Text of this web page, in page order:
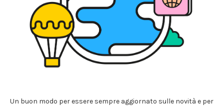
Un buon modo per essere sempre aggiornato sulle novità e per